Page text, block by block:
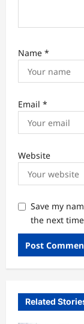
Name *
Email *
Website
Save my
the next
Related